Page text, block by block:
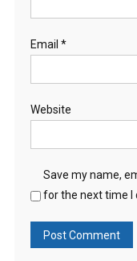
Email *
Website
Save my name,
for the next time I